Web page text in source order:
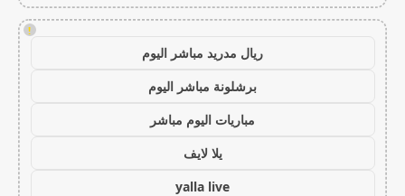
!
ريال مدريد مباشر اليوم
برشلونة مباشر اليوم
مباريات اليوم مباشر
يلا لايف
yalla live